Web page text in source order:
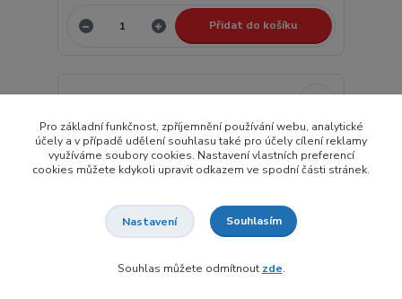
Přidat do košíku
Pro základní funkčnost, zpříjemnění používání webu, analytické
účely a v případě udělení souhlasu také pro účely cílení reklamy
využíváme soubory cookies. Nastavení vlastních preferencí
cookies můžete kdykoli upravit odkazem ve spodní části stránek.
Nastavení Souhlasím
Souhlas můžete odmítnout zde.